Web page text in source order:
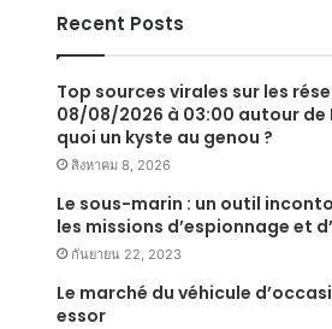
Recent Posts
Top sources virales sur les
08/08/2026 à 03:00 autour de
quoi un kyste au genou ?
สิงหาคม 8, 2026
Le sous-marin : un outil
les missions d’espionnage et
กันยายน 22, 2023
Le marché du véhicule
essor